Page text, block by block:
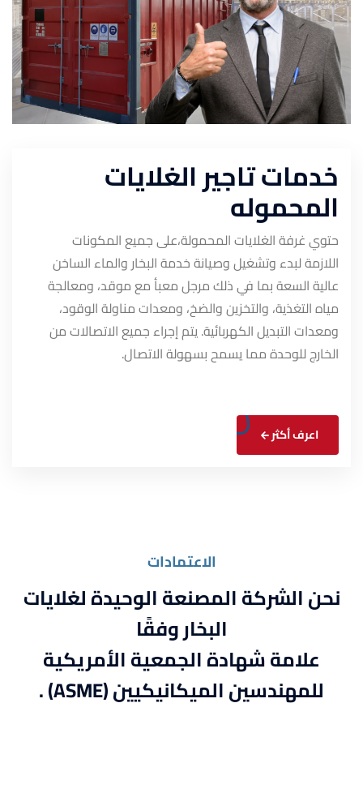
خدمات تاجير الغلايات
المحموله
حتوي غرفة الغلايات المحمولة،على جميع المكونات
اللازمة لبدء وتشغيل وصيانة خدمة البخار والماء الساخن
عالية السعة بما في ذلك مرجل معبأ مع موقد، ومعالجة
مياه التغذية، والتخزين والضخ، ومعدات مناولة الوقود،
ومعدات التبديل الكهربائية. يتم إجراء جميع الاتصالات من
الخارج للوحدة مما يسمح بسهولة الاتصال.
اعرف أكثر
الاعتمادات
نحن الشركة المصنعة الوحيدة لغلايات
البخار وفقًا
علامة شهادة الجمعية الأمريكية
للمهندسين الميكانيكيين (ASME) .